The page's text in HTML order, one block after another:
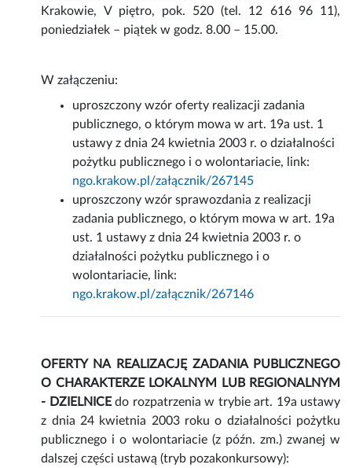
Krakowie, V piętro, pok. 520 (tel. 12 616 96 11),
poniedziałek – piątek w godz. 8.00 – 15.00.
W załączeniu:
uproszczony wzór oferty realizacji zadania
publicznego, o którym mowa w art. 19a ust. 1
ustawy z dnia 24 kwietnia 2003 r. o działalności
pożytku publicznego i o wolontariacie, link:
ngo.krakow.pl/załącznik/267145
uproszczony wzór sprawozdania z realizacji
zadania publicznego, o którym mowa w art. 19a
ust. 1 ustawy z dnia 24 kwietnia 2003 r. o
działalności pożytku publicznego i o
wolontariacie, link:
ngo.krakow.pl/załącznik/267146
OFERTY NA REALIZACJĘ ZADANIA PUBLICZNEGO
O CHARAKTERZE LOKALNYM LUB REGIONALNYM
- DZIELNICEdo rozpatrzenia w trybie art. 19a ustawy
z dnia 24 kwietnia 2003 roku o działalności pożytku
publicznego i o wolontariacie (z późn. zm.) zwanej w
dalszej części ustawą (tryb pozakonkursowy):